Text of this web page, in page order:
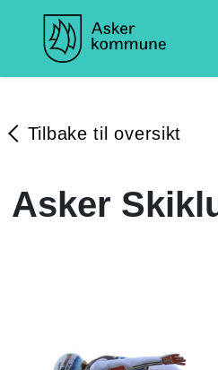
Tilbake til oversikt
Asker